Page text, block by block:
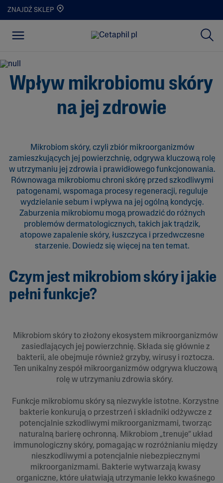
ZNAJDŹ SKLEP
Wpływ mikrobiomu skóry
na jej zdrowie
Mikrobiom skóry, czyli zbiór mikroorganizmów
zamieszkujących jej powierzchnię, odgrywa kluczową rolę
w utrzymaniu jej zdrowia i prawidłowego funkcjonowania.
Równowaga mikrobiomu chroni skórę przed szkodliwymi
patogenami, wspomaga procesy regeneracji, reguluje
wydzielanie sebum i wpływa na jej ogólną kondycję.
Zaburzenia mikrobiomu mogą prowadzić do różnych
problemów dermatologicznych, takich jak trądzik,
atopowe zapalenie skóry, łuszczyca i przedwczesne
starzenie. Dowiedz się więcej na ten temat.
Czym jest mikrobiom skóry i jakie
pełni funkcje?
Mikrobiom skóry to złożony ekosystem mikroorganizmów
zasiedlających jej powierzchnię. Składa się głównie z
bakterii, ale obejmuje również grzyby, wirusy i roztocza.
Ten unikalny zespół mikroorganizmów odgrywa kluczową
rolę w utrzymaniu zdrowia skóry.
Funkcje mikrobiomu skóry są niezwykle istotne. Korzystne
bakterie konkurują o przestrzeń i składniki odżywcze z
potencjalnie szkodliwymi mikroorganizmami, tworząc
naturalną barierę ochronną. Mikrobiom „trenuje” układ
immunologiczny skóry, pomagając w rozróżnianiu między
nieszkodliwymi a potencjalnie niebezpiecznymi
mikroorganizmami. Bakterie wytwarzają kwasy
organiczne, które ułatwiają utrzymanie lekko kwaśnego